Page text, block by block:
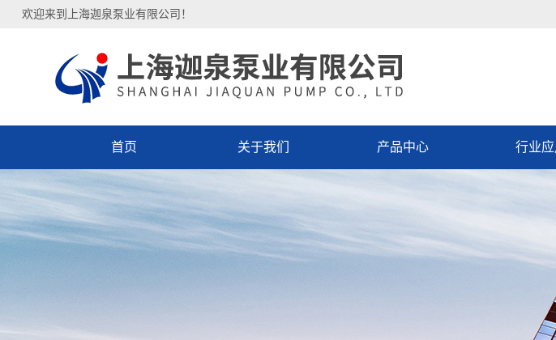
欢迎来到上海迦泉泵业有限公司！
首页 关于我们 产品中心 行业应